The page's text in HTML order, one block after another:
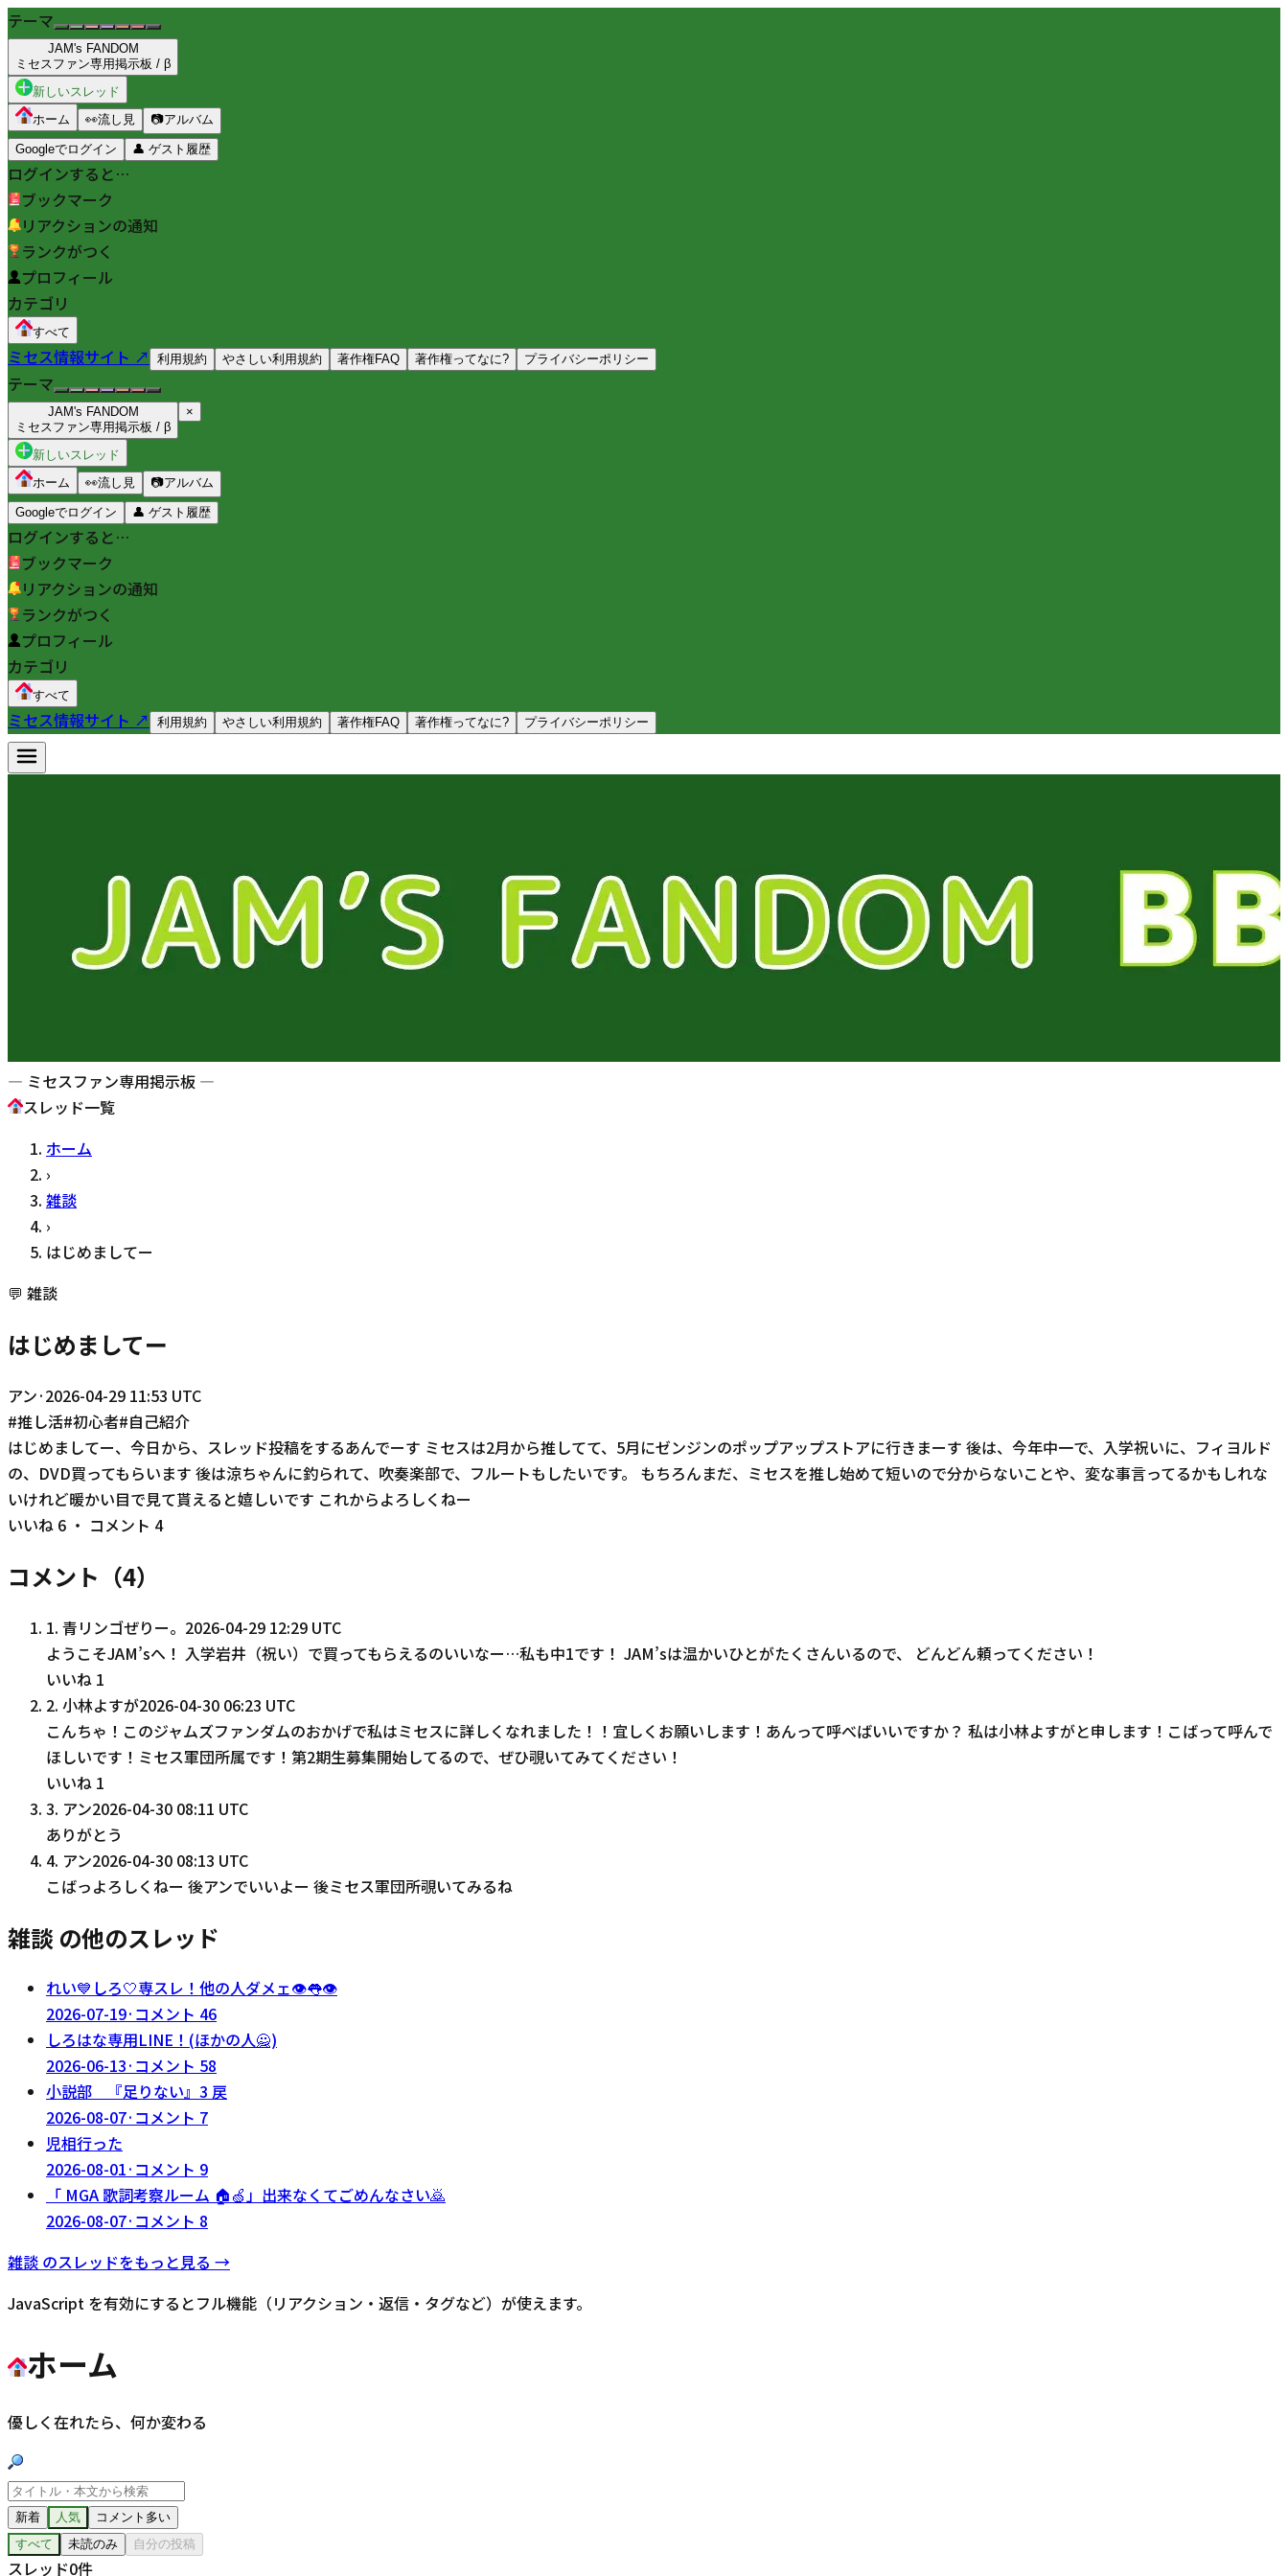
テーマ
JAM's FANDOM
ミセスファン専用掲示板 / β
新しいスレッド
ホーム
👀流し見 📷アルバム
Googleでログイン 👤 ゲスト履歴
ログインすると…
ブックマーク
リアクションの通知
ランクがつく
プロフィール
カテゴリ
すべて
ミセス情報サイト ↗ 利用規約 やさしい利用規約 著作権FAQ 著作権ってなに? プライバシーポリシー
テーマ
JAM's FANDOM
ミセスファン専用掲示板 / β
×
新しいスレッド
ホーム
👀流し見 📷アルバム
Googleでログイン 👤 ゲスト履歴
ログインすると…
ブックマーク
リアクションの通知
ランクがつく
プロフィール
カテゴリ
すべて
ミセス情報サイト ↗ 利用規約 やさしい利用規約 著作権FAQ 著作権ってなに? プライバシーポリシー
— ミセスファン専用掲示板 —
スレッド一覧
ホーム
›
雑談
›
はじめましてー
💬 雑談
はじめましてー
アン·2026-04-29 11:53 UTC
#推し活#初心者#自己紹介
はじめましてー、今日から、スレッド投稿をするあんでーす ミセスは2月から推してて、5月にゼンジンのポップアップストアに行きまーす 後は、今年中一で、入学祝いに、フィヨルド
の、DVD買ってもらいます 後は涼ちゃんに釣られて、吹奏楽部で、フルートもしたいです。 もちろんまだ、ミセスを推し始めて短いので分からないことや、変な事言ってるかもしれな
いけれど暖かい目で見て貰えると嬉しいです これからよろしくねー
いいね 6 ・ コメント 4
コメント（4）
1. 青リンゴぜりー。 2026-04-29 12:29 UTC
ようこそJAM’sへ！ 入学岩井（祝い）で買ってもらえるのいいなー…私も中1です！ JAM’sは温かいひとがたくさんいるので、 どんどん頼ってください！
いいね 1
2. 小林よすが2026-04-30 06:23 UTC
こんちゃ！このジャムズファンダムのおかげで私はミセスに詳しくなれました！！宜しくお願いします！あんって呼べばいいですか？ 私は小林よすがと申します！こばって呼んで
ほしいです！ミセス軍団所属です！第2期生募集開始してるので、ぜひ覗いてみてください！
いいね 1
3. アン2026-04-30 08:11 UTC
ありがとう
4. アン2026-04-30 08:13 UTC
こばっよろしくねー 後アンでいいよー 後ミセス軍団所覗いてみるね
雑談 の他のスレッド
れい💙しろ🤍専スレ！他の人ダメェ👁️👅👁️
2026-07-19· コメント 46
しろはな専用LINE！(ほかの人🙅)
2026-06-13· コメント 58
小説部 『足りない』3 戻
2026-08-07· コメント 7
児相行った
2026-08-01· コメント 9
「 MGA 歌詞考察ルーム 🏠🍏」出来なくてごめんなさい🙇
2026-08-07· コメント 8
雑談 のスレッドをもっと見る →
JavaScript を有効にするとフル機能（リアクション・返信・タグなど）が使えます。
ホーム
優しく在れたら、何か変わる
新着 人気
コメント多い
すべて
未読のみ 自分の投稿
スレッド0件